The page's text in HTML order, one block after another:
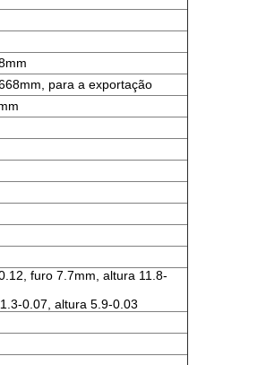
para a exportação
furo 7.7mm, altura 11.8-
0.07, altura 5.9-0.03